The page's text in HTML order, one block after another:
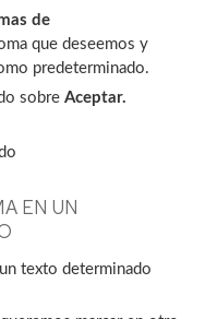
de
que deseemos y
predeterminado.
sobre Aceptar.
EN UN
texto determinado